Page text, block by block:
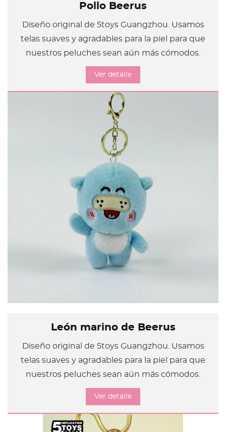
Pollo Beerus
Diseño original de 5toys Guangzhou. Usamos
telas suaves y agradables para la piel para que
nuestros peluches sean aún más cómodos.
Ver detalle
León marino de Beerus
Diseño original de 5toys Guangzhou. Usamos
telas suaves y agradables para la piel para que
nuestros peluches sean aún más cómodos.
Ver detalle